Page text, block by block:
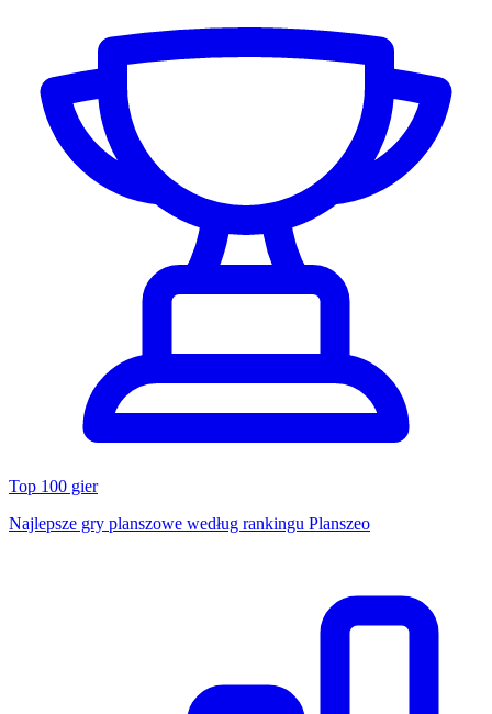
Top 100 gier
Najlepsze gry planszowe według rankingu Planszeo